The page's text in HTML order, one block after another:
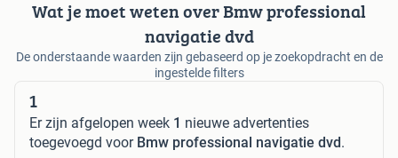
Wat je moet weten over Bmw professional
navigatie dvd
De onderstaande waarden zijn gebaseerd op je zoekopdracht en de
ingestelde filters
1
Er zijn afgelopen week 1 nieuwe advertenties
toegevoegd voor Bmw professional navigatie dvd.